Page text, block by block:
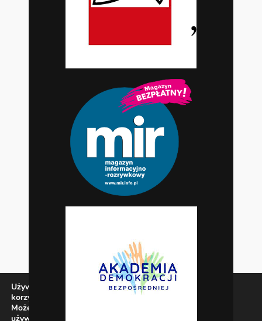
Używamy ciasteczek, aby zapewnić najlepszą jakość
korzystania z naszej witryny.
Możesz dowiedzieć się więcej o tym, jakich ciasteczek
używamy, lub wyłączyć je w